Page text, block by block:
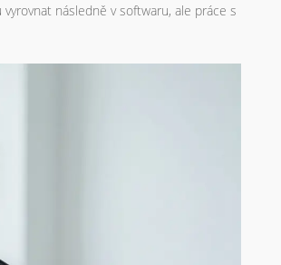
následně v softwaru, ale práce s